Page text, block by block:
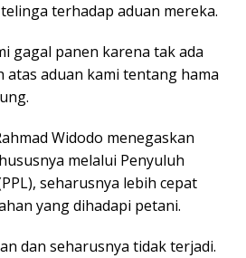
terhadap aduan mereka.
gagal panen karena tak ada
aduan kami tentang hama
Widodo menegaskan
melalui Penyuluh
seharusnya lebih cepat
yang dihadapi petani.
dan seharusnya tidak terjadi.